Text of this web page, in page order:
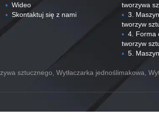
▪ Wideo
▪ Skontaktuj się z nami
tworzywa
▪ 3.
tworzyw
▪ 4. Forma
tworzyw
▪ 5.
sztucznego, Wytłaczarka jednoślimakowa,